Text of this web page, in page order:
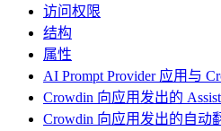
访问权限
结构
属性
AI Prompt Provider 应用与
Crowdin 向应用发出的
Crowdin 向应用发出的自动